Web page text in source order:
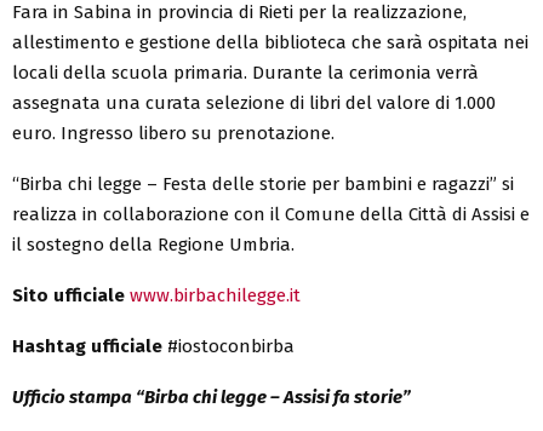
Fara in Sabina in provincia di Rieti per la realizzazione,
allestimento e gestione della biblioteca che sarà ospitata nei
locali della scuola primaria. Durante la cerimonia verrà
assegnata una curata selezione di libri del valore di 1.000
euro. Ingresso libero su prenotazione.
“Birba chi legge – Festa delle storie per bambini e ragazzi” si
realizza in collaborazione con il Comune della Città di Assisi e
il sostegno della Regione Umbria.
Sito ufficiale www.birbachilegge.it
Hashtag ufficiale #iostoconbirba
Ufficio stampa “Birba chi legge – Assisi fa storie”